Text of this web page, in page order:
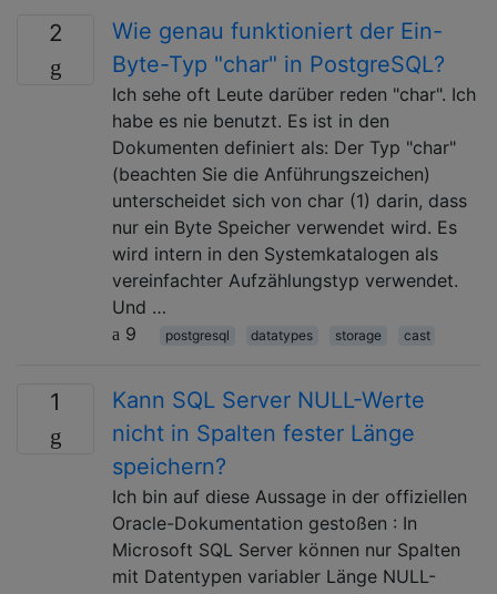
2
Wie genau funktioniert der Ein-
Byte-Typ "char" in PostgreSQL?
Ich sehe oft Leute darüber reden "char". Ich
habe es nie benutzt. Es ist in den
Dokumenten definiert als: Der Typ "char"
(beachten Sie die Anführungszeichen)
unterscheidet sich von char (1) darin, dass
nur ein Byte Speicher verwendet wird. Es
wird intern in den Systemkatalogen als
vereinfachter Aufzählungstyp verwendet.
Und …
9
postgresql datatypes storage cast
1
Kann SQL Server NULL-Werte
nicht in Spalten fester Länge
speichern?
Ich bin auf diese Aussage in der offiziellen
Oracle-Dokumentation gestoßen : In
Microsoft SQL Server können nur Spalten
mit Datentypen variabler Länge NULL-